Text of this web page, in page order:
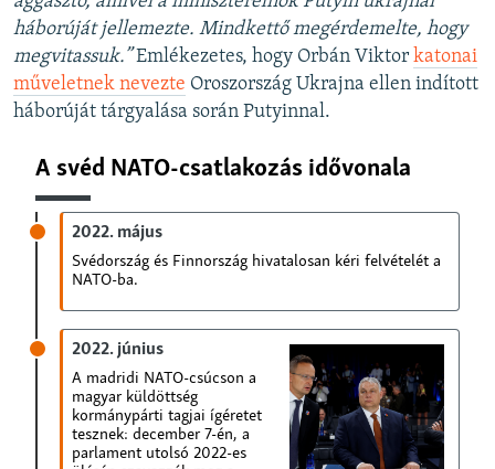
háborúját jellemezte. Mindkettő megérdemelte, hogy
megvitassuk.”Emlékezetes, hogy Orbán Viktor katonai
műveletnek nevezte Oroszország Ukrajna ellen indított
háborúját tárgyalása során Putyinnal.